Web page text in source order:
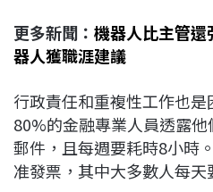
更多新聞： 機器人比主管
器人獲職涯建議
行政責任和重複性工作也是
80%的金融專業人員透露
郵件，且每週要耗時8小時
准發票，其中大多數人每天